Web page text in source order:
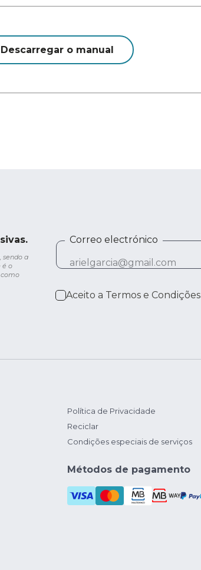
Descarregar o manual
sendo a
é o
como
Correo electrónico
Aceito a Termos e Condições
Política de Privacidade
Reciclar
Condições especiais de serviços
Métodos de pagamento